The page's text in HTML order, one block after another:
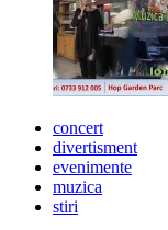
concert
divertisment
evenimente
muzica
stiri